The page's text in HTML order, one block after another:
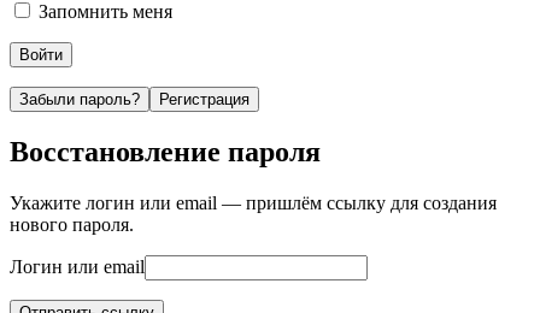
Запомнить меня
Забыли пароль? Регистрация
Восстановление пароля
Укажите логин или email — пришлём ссылку для создания
нового пароля.
Логин или email